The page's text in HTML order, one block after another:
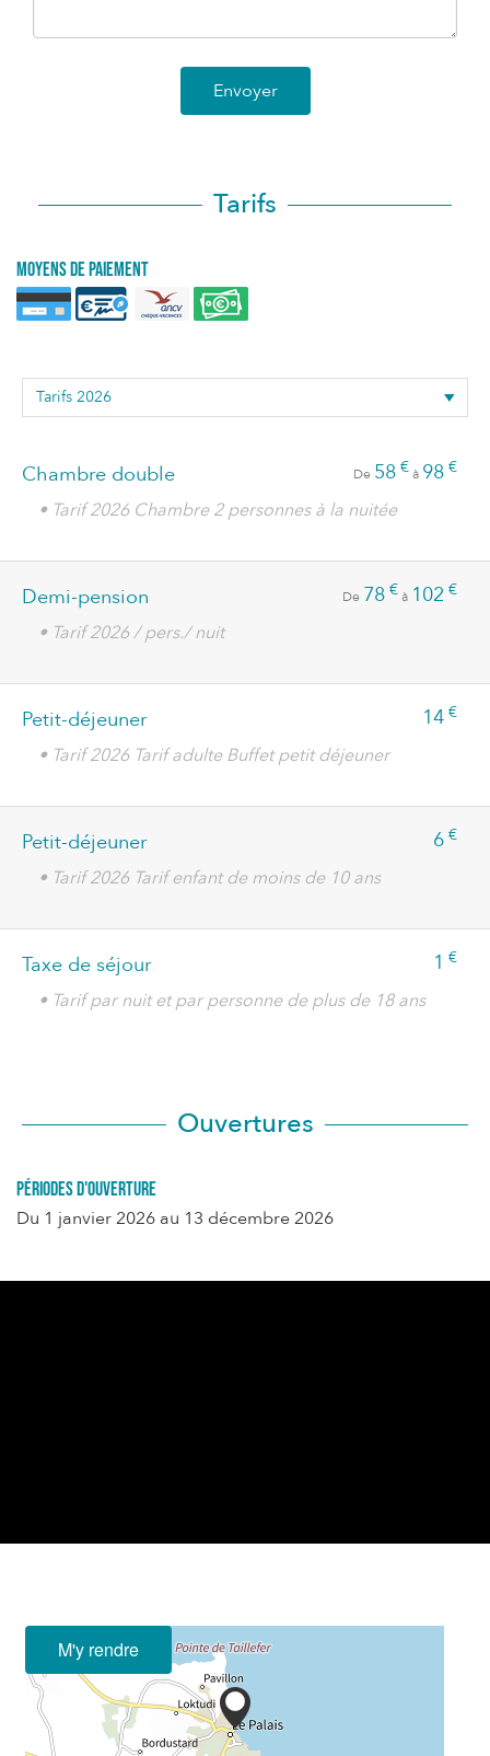
Envoyer
Tarifs
Moyens de paiement
Chambre double De 58 €à 98 €
• Tarif 2026 Chambre 2 personnes à la nuitée
Demi-pension De 78 €à 102 €
• Tarif 2026 / pers./ nuit
Petit-déjeuner 14 €
• Tarif 2026 Tarif adulte Buffet petit déjeuner
Petit-déjeuner 6 €
• Tarif 2026 Tarif enfant de moins de 10 ans
Taxe de séjour 1 €
• Tarif par nuit et par personne de plus de 18 ans
Ouvertures
Périodes d'ouverture
Du 1 janvier 2026 au 13 décembre 2026
M'y rendre